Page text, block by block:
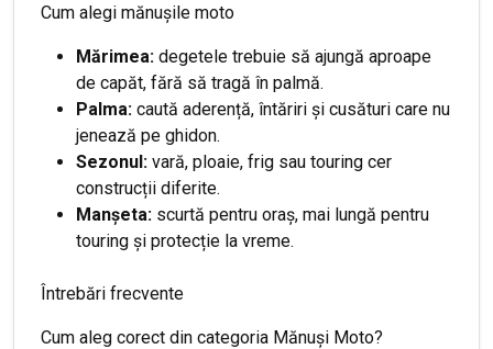
Cum alegi mănușile moto
Mărimea: degetele trebuie să ajungă aproape
de capăt, fără să tragă în palmă.
Palma: caută aderență, întăriri și cusături care nu
jenează pe ghidon.
Sezonul: vară, ploaie, frig sau touring cer
construcții diferite.
Manșeta: scurtă pentru oraș, mai lungă pentru
touring și protecție la vreme.
Întrebări frecvente
Cum aleg corect din categoria Mănuși Moto?